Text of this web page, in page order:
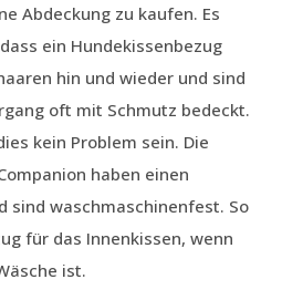
Abdeckung zu kaufen. Es
ein Hundekissenbezug
hin und wieder und sind
oft mit Schmutz bedeckt.
kein Problem sein. Die
haben einen
sind waschmaschinenfest. So
für das Innenkissen, wenn
ist.